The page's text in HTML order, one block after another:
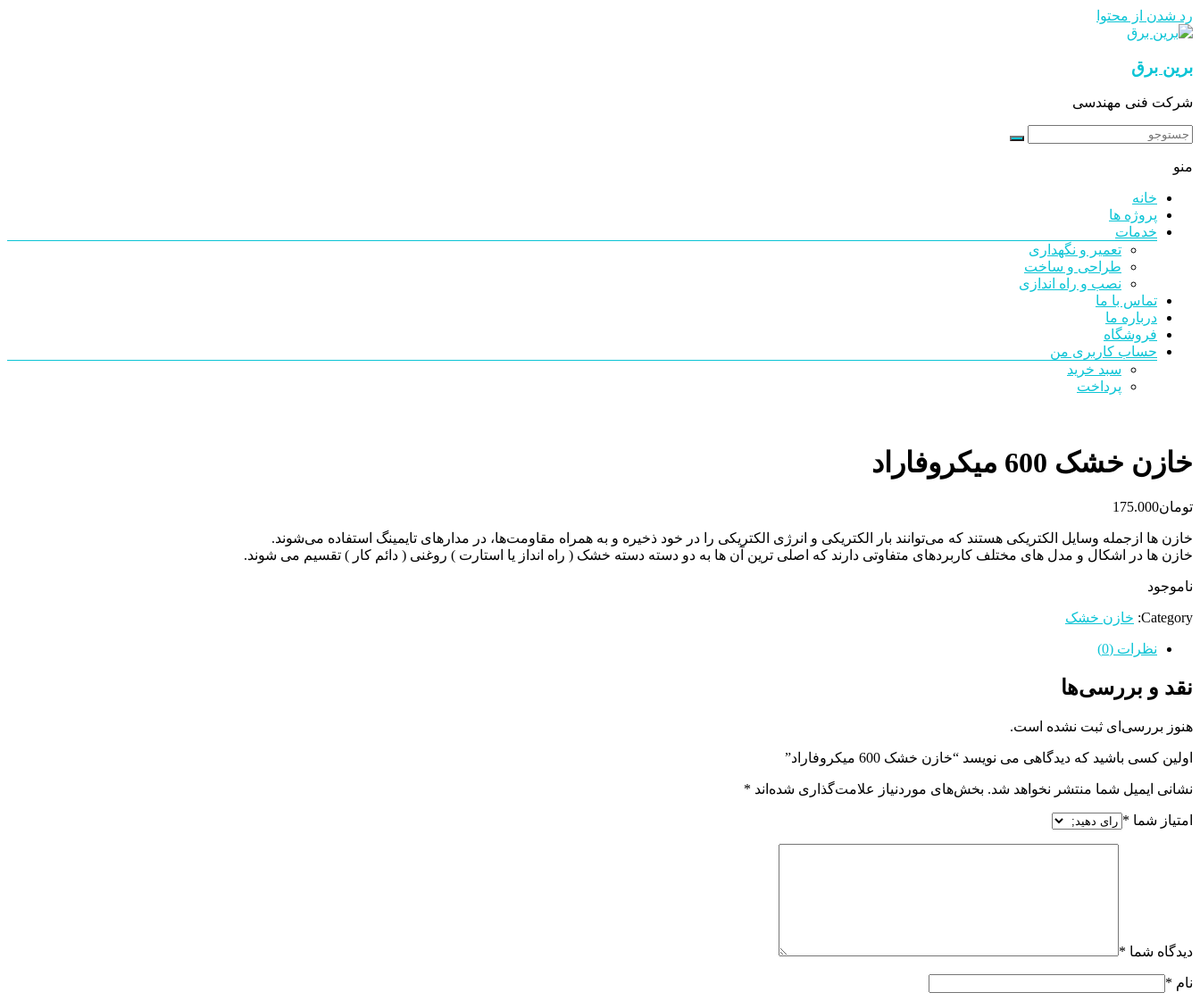
رد شدن از محتوا
برین برق
شرکت فنی مهندسی
منو
خانه
پروژه ها
خدمات
تعمیر و نگهداری
طراحی و ساخت
نصب و راه اندازی
تماس با ما
درباره ما
فروشگاه
حساب کاربری من
سبد خرید
پرداخت
خازن خشک 600 میکروفاراد
تومان175.000
خازن ها ازجمله وسایل الکتریکی هستند که می‌توانند بار الکتریکی و انرژی الکتریکی را در خود ذخیره و به همراه مقاومت‌ها، در مدارهای تایمینگ استفاده می‌شوند.
خازن ها در اشکال و مدل های مختلف کاربردهای متفاوتی دارند که اصلی ترین آن ها به دو دسته دسته خشک ( راه انداز یا استارت ) روغنی ( دائم کار ) تقسیم می شوند.
ناموجود
Category: خازن خشک
نظرات (0)
نقد و بررسی‌ها
هنوز بررسی‌ای ثبت نشده است.
اولین کسی باشید که دیدگاهی می نویسد “خازن خشک 600 میکروفاراد”
نشانی ایمیل شما منتشر نخواهد شد. بخش‌های موردنیاز علامت‌گذاری شده‌اند *
امتیاز شما *
دیدگاه شما *
نام *